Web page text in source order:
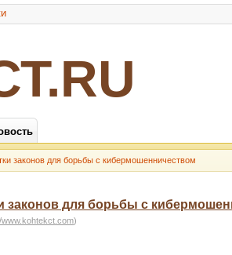
законов для борьбы с кибермошенничеством
законов для борьбы с
www.kohtekct.com)